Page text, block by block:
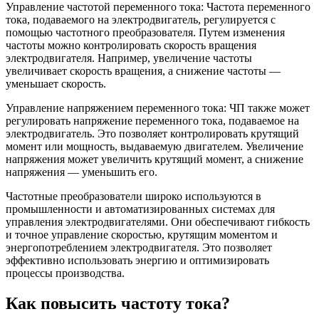
Управление частотой переменного тока: Частота переменного
тока, подаваемого на электродвигатель, регулируется с
помощью частотного преобразователя. Путем изменения
частоты можно контролировать скорость вращения
электродвигателя. Например, увеличение частоты
увеличивает скорость вращения, а снижение частоты —
уменьшает скорость.
Управление напряжением переменного тока: ЧП также может
регулировать напряжение переменного тока, подаваемое на
электродвигатель. Это позволяет контролировать крутящий
момент или мощность, выдаваемую двигателем. Увеличение
напряжения может увеличить крутящий момент, а снижение
напряжения — уменьшить его.
Частотные преобразователи широко используются в
промышленности и автоматизированных системах для
управления электродвигателями. Они обеспечивают гибкость
и точное управление скоростью, крутящим моментом и
энергопотреблением электродвигателя. Это позволяет
эффективно использовать энергию и оптимизировать
процессы производства.
Как повысить частоту тока?